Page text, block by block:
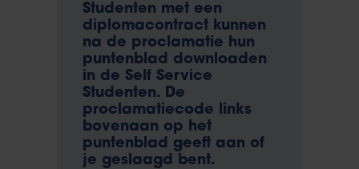
Studenten met een
diplomacontract kunnen
na de proclamatie hun
puntenblad downloaden
in de Self Service
Studenten. De
proclamatiecode links
bovenaan op het
puntenblad geeft aan of
je geslaagd bent.